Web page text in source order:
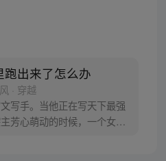
跑出来了怎么办
· 穿越
写手。当他正在写天下最强
芳心萌动的时候，一个女人